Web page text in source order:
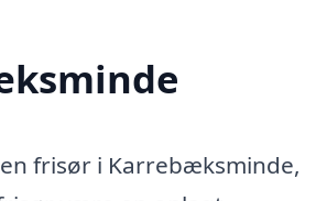
frisør i Karrebæksminde,